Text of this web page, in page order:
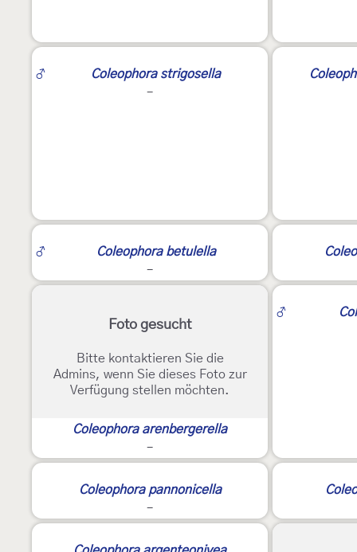
♂ Coleophora strigosella
-
♂ Coleophora betulella
-
Foto gesucht
Bitte kontaktieren Sie die
Admins, wenn Sie dieses Foto zur
Verfügung stellen möchten.
Coleophora arenbergerella
-
♂
Coleophora pannonicella
-